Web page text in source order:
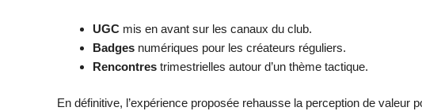
UGC mis en avant sur les canaux du club.
Badges numériques pour les créateurs réguliers.
Rencontres trimestrielles autour d’un thème tactique.
En définitive, l’expérience proposée rehausse la perception de valeur